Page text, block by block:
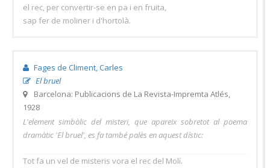
el rec, per convertir-se en pa i en fruita,
sap fer de moliner i d'hortolà.
Fages de Climent, Carles
El bruel
Barcelona: Publicacions de La Revista-Impremta Atlés,
1928
L'element simbòlic del misteri, que apareix sobretot al poema
dramàtic 'El bruel', es fa també palès en aquest dístic:
Tot fa un vel de misteris vora el rec del Molí.